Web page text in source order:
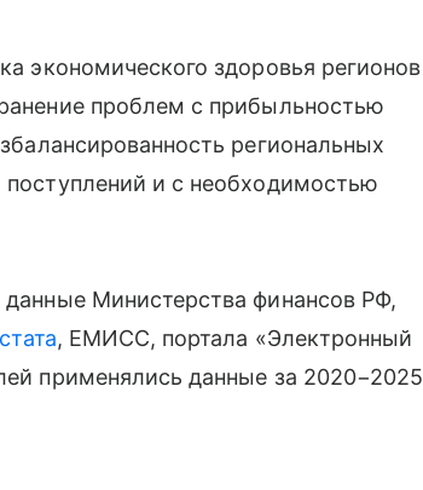
экономического здоровья регионов
проблем с прибыльностью
региональных
и с необходимостью
Министерства финансов РФ,
, ЕМИСС, портала «Электронный
применялись данные за 2020−2025